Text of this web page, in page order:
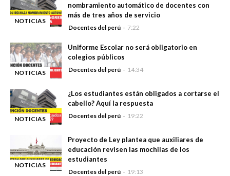
NOTICIAS
nombramiento automático de docentes con
más de tres años de servicio
Docentes del perú 7:22
NOTICIAS
Uniforme Escolar no será obligatorio en
colegios públicos
Docentes del perú 14:34
NOTICIAS
¿Los estudiantes están obligados a cortarse el
cabello? Aquí la respuesta
Docentes del perú 19:22
NOTICIAS
Proyecto de Ley plantea que auxiliares de
educación revisen las mochilas de los
estudiantes
Docentes del perú 19:13